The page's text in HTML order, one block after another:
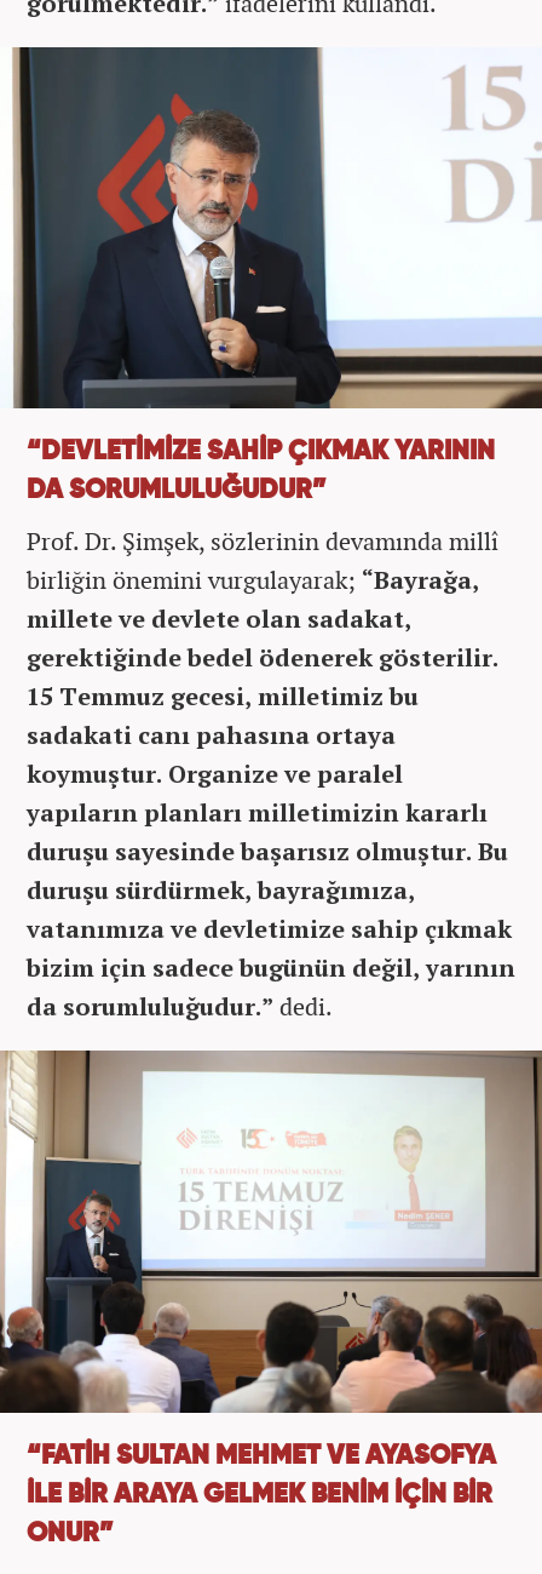
“DEVLETİMİZE SAHİP ÇIKMAK YARININ
DA SORUMLULUĞUDUR”
Prof. Dr. Şimşek, sözlerinin devamında millî
birliğin önemini vurgulayarak; “Bayrağa,
millete ve devlete olan sadakat,
gerektiğinde bedel ödenerek gösterilir.
15 Temmuz gecesi, milletimiz bu
sadakati canı pahasına ortaya
koymuştur. Organize ve paralel
yapıların planları milletimizin kararlı
duruşu sayesinde başarısız olmuştur. Bu
duruşu sürdürmek, bayrağımıza,
vatanımıza ve devletimize sahip çıkmak
bizim için sadece bugünün değil, yarının
da sorumluluğudur.” dedi.
“FATİH SULTAN MEHMET VE AYASOFYA
İLE BİR ARAYA GELMEK BENİM İÇİN BİR
ONUR”